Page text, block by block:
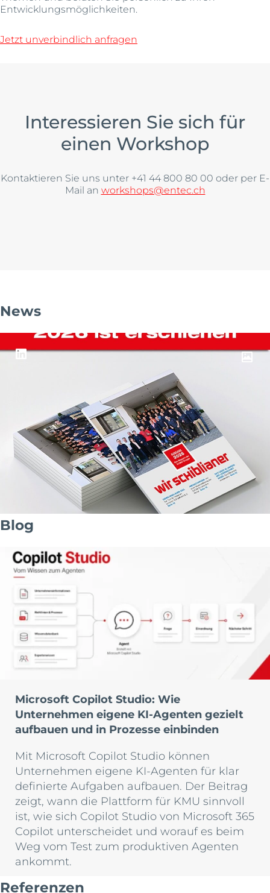
Entwicklungsmöglichkeiten.
Jetzt unverbindlich anfragen
Interessieren Sie sich für
einen Workshop
Kontaktieren Sie uns unter +41 44 800 80 00 oder per E-
Mail an workshops@entec.ch
News
Blog
Microsoft Copilot Studio: Wie
Unternehmen eigene KI-Agenten gezielt
aufbauen und in Prozesse einbinden
Mit Microsoft Copilot Studio können
Unternehmen eigene KI-Agenten für klar
definierte Aufgaben aufbauen. Der Beitrag
zeigt, wann die Plattform für KMU sinnvoll
ist, wie sich Copilot Studio von Microsoft 365
Copilot unterscheidet und worauf es beim
Weg vom Test zum produktiven Agenten
ankommt.
Referenzen